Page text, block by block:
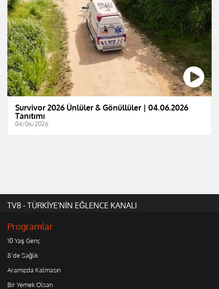
Survivor 2026 Ünlüler & Gönüllüler | 04.06.2026
Tanıtımı
04/06/2026
TV8 - TÜRKİYE'NİN EĞLENCE KANALI
Programlar
10 Yaş Genç
8'de Sağlık
Aramızda Kalmasın
Bir Yemek Olsan